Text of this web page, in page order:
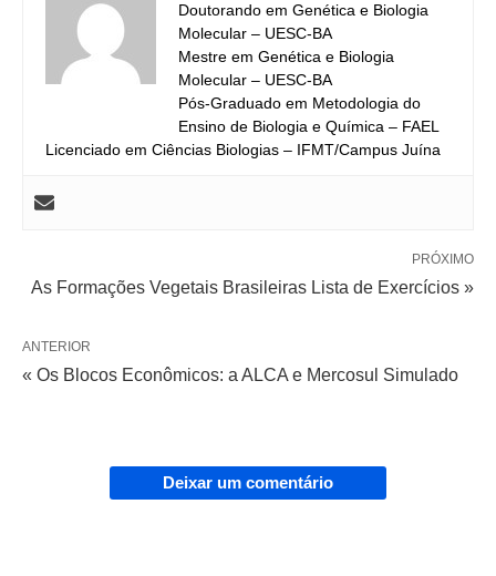
Doutorando em Genética e Biologia
Molecular – UESC-BA
Mestre em Genética e Biologia
Molecular – UESC-BA
Pós-Graduado em Metodologia do
Ensino de Biologia e Química – FAEL
Licenciado em Ciências Biologias – IFMT/Campus Juína
PRÓXIMO
As Formações Vegetais Brasileiras Lista de Exercícios »
ANTERIOR
« Os Blocos Econômicos: a ALCA e Mercosul Simulado
Deixar um comentário